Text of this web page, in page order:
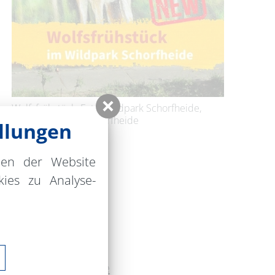
Wolfsfrühstück, Foto: Wildpark Schorfheide,
Lizenz: Wildpark Schorfheide
65855
schorfheide.de
der Website
zu Analyse-